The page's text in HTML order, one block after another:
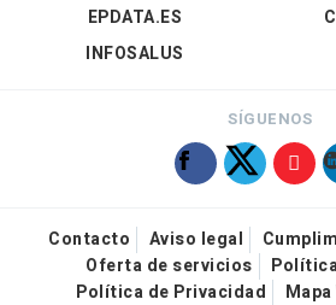
EPDATA.ES
INFOSALUS
SÍGUENOS
Contacto Aviso legal
Oferta de servicios
Política de Privacidad
Mapa